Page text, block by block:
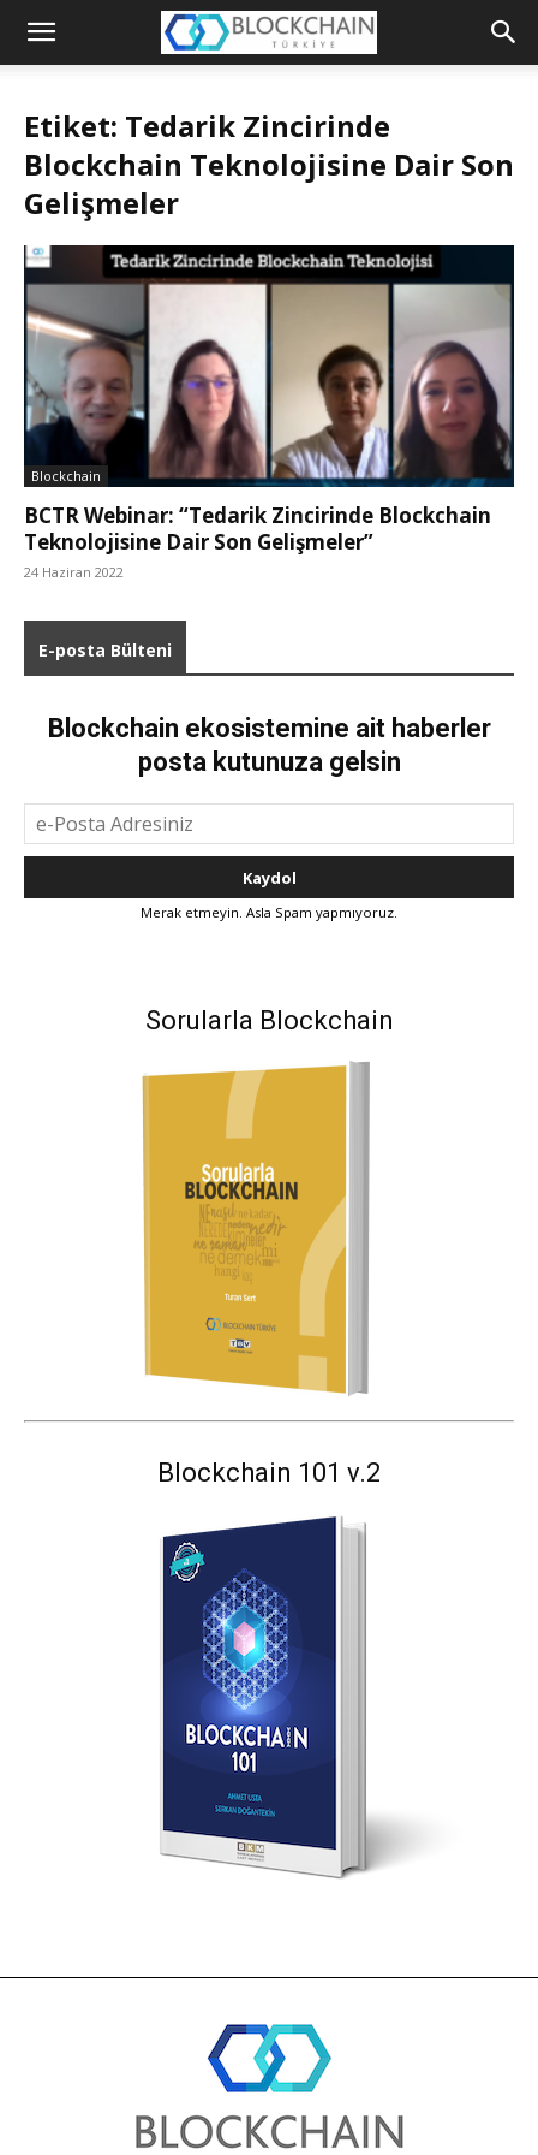
Blockchain
Platformu
Etiket: Tedarik Zincirinde
Blockchain Teknolojisine Dair Son
Gelişmeler
Blockchain
BCTR Webinar: “Tedarik Zincirinde Blockchain
Teknolojisine Dair Son Gelişmeler”
24 Haziran 2022
E-posta Bülteni
Blockchain ekosistemine ait haberler
posta kutunuza gelsin
Merak etmeyin. Asla Spam yapmıyoruz.
Sorularla Blockchain
Blockchain 101 v.2